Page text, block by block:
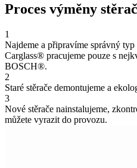
Proces výměny
1
Najdeme a připravíme správný
Carglass® pracujeme pouze s
BOSCH®.
2
Staré stěrače demontujeme a
3
Nové stěrače nainstalujeme,
můžete vyrazit do provozu.